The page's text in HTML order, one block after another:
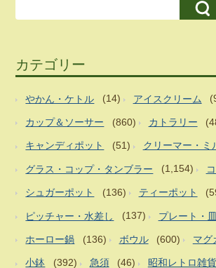
カテゴリー
やかん・ケトル (14) アイスクリーム
カップ＆ソーサー (860) カトラリー
キャンディポット (51) クリーマー・ミ
グラス・コップ・タンブラー (1,154)
シュガーポット (136) ティーポット
ピッチャー・水差し (137) プレート・皿
ホーロー鍋 (136) ボウル (600) マグ
小鉢 (392) 急須 (46) 昭和レトロ雑貨